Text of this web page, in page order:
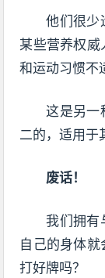
他们很少
某些营养权
和运动习惯不
这是另一
二的，适用于
废话！
我们拥有
自己的身体
打好牌吗？